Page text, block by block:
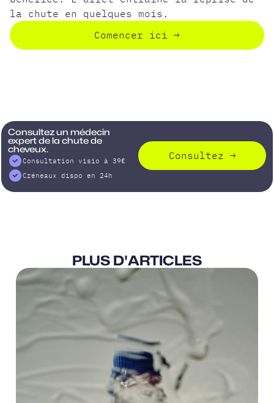
la chute en quelques mois.
Comencer ici →
Consultez un médecin
expert de la chute de
cheveux.
Consultation visio à 39€
Créneaux dispo en 24h
Consultez →
PLUS D'ARTICLES